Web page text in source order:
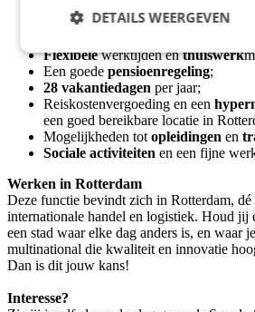
Salarisindicatie:€3.200 - €3.500
Flexibelewerktijden enthuiswerk
Een goede pensioenregeling;
28 vakantiedagen per jaar;
Reiskostenvergoeding en een
een goed bereikbare locatie in
Mogelijkheden tot opleidingen en
Sociale activiteiten en een fijne
Werken in Rotterdam
Deze functie bevindt zich in Rotterdam,
internationale handel en logistiek. Houd jij
een stad waar elke dag anders is, en waar
multinational die kwaliteit en innovatie
Dan is dit jouw kans!
Interesse?
DETAILS WEERGEVEN